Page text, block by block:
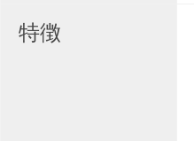
特徴